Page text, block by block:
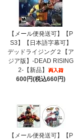
【メール便発送可】【P
S3】【日本語字幕可】
デッドライジング２【ア
ジア版】-DEAD RISING
2-【新品】
600円(税込660円)
【メール便発送可】【P